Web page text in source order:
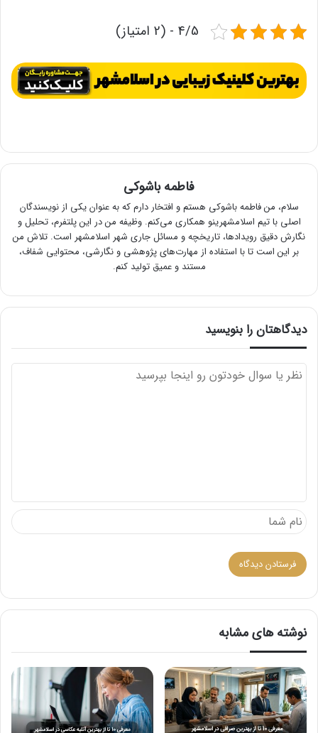
4/5 - (2 امتیاز)
فاطمه باشوکی
سلام، من فاطمه باشوکی هستم و افتخار دارم که به عنوان یکی از نویسندگان
اصلی با تیم اسلامشهرینو همکاری می‌کنم. وظیفه من در این پلتفرم، تحلیل و
نگارش دقیق رویدادها، تاریخچه و مسائل جاری شهر اسلامشهر است. تلاش من
بر این است تا با استفاده از مهارت‌های پژوهشی و نگارشی، محتوایی شفاف،
مستند و عمیق تولید کنم.
دیدگاهتان را بنویسید
نوشته های مشابه